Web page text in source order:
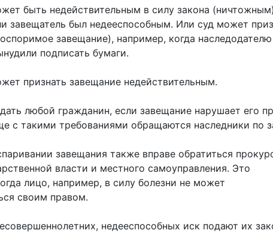
быть недействительным в силу закона
завещатель был недееспособным. Или суд может
завещание), например, когда наследодателю
подписать бумаги.
признать завещание недействительным.
любой гражданин, если завещание нарушает его
с такими требованиями обращаются наследники по
завещания также вправе обратиться
власти и местного самоуправления. Это
лицо, например, в силу болезни не может
своим правом.
недееспособных иск подают их